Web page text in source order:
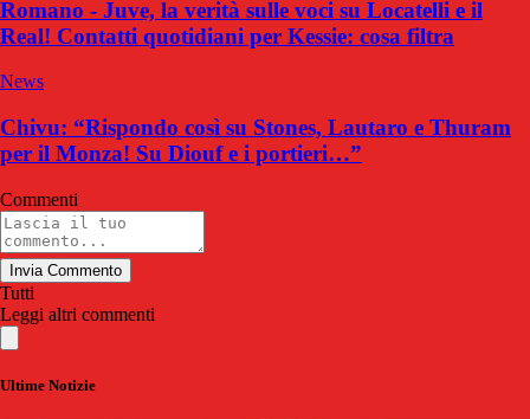
Romano - Juve, la verità sulle voci su Locatelli e il
Real! Contatti quotidiani per Kessie: cosa filtra
News
Chivu: “Rispondo così su Stones, Lautaro e Thuram
per il Monza! Su Diouf e i portieri…”
Commenti
Invia Commento
Tutti
Leggi altri commenti
Ultime Notizie